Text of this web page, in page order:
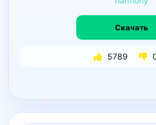
Скачать
5789